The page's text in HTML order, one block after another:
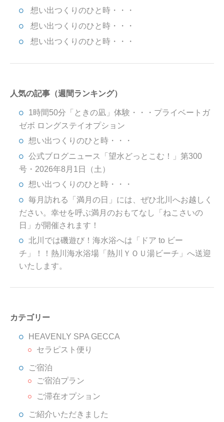
想い出つくりのひと時・・・
想い出つくりのひと時・・・
想い出つくりのひと時・・・
人気の記事（週間ランキング）
1時間50分「ときの凪」体験・・・プライベートガ
ゼボ ロングステイオプション
想い出つくりのひと時・・・
公式ブログニュース「望水どっとこむ！」第300
号・2026年8月1日（土）
想い出つくりのひと時・・・
毎月訪れる「満月の日」には、ぜひ北川へお越しく
ださい。幸せを呼ぶ満月のおもてなし「ねこさいの
日」が開催されます！
北川では磯遊び！海水浴へは「ドア to ビー
チ」！！熱川海水浴場「熱川ＹＯＵ湯ビーチ」へ送迎
いたします。
カテゴリー
HEAVENLY SPA GECCA
セラピスト便り
ご宿泊
ご宿泊プラン
ご滞在オプション
ご紹介いただきました